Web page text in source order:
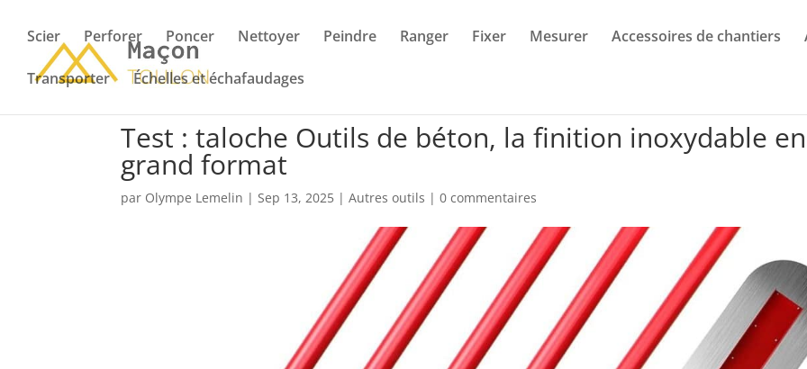
Scier Perforer Poncer Nettoyer Peindre Ranger Fixer Mesurer Accessoires de chantiers
Transporter Échelles et échafaudages
Test : taloche Outils de béton, la finition inoxydable en
grand format
par Olympe Lemelin |Sep 13, 2025 |Autres outils |0 commentaires